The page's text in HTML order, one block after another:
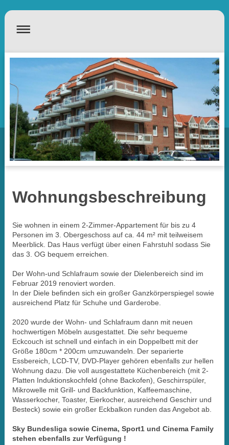
Wohnungsbeschreibung
Sie wohnen in einem 2-Zimmer-Appartement für bis zu 4
Personen im 3. Obergeschoss auf ca. 44 m² mit teilweisem
Meerblick. Das Haus verfügt über einen Fahrstuhl sodass Sie
das 3. OG bequem erreichen.
Der Wohn-und Schlafraum sowie der Dielenbereich sind im
Februar 2019 renoviert worden.
In der Diele befinden sich ein großer Ganzkörperspiegel sowie
ausreichend Platz für Schuhe und Garderobe.
2020 wurde der Wohn- und Schlafraum dann mit neuen
hochwertigen Möbeln ausgestattet. Die sehr bequeme
Eckcouch ist schnell und einfach in ein Doppelbett mit der
Größe 180cm * 200cm umzuwandeln. Der separierte
Essbereich, LCD-TV, DVD-Player gehören ebenfalls zur hellen
Wohnung dazu. Die voll ausgestattete Küchenbereich (mit 2-
Platten Induktionskochfeld (ohne Backofen), Geschirrspüler,
Mikrowelle mit Grill- und Backfunktion, Kaffeemaschine,
Wasserkocher, Toaster, Eierkocher, ausreichend Geschirr und
Besteck) sowie ein großer Eckbalkon runden das Angebot ab.
Sky Bundesliga sowie Cinema, Sport1 und Cinema Family
stehen ebenfalls zur Verfügung !